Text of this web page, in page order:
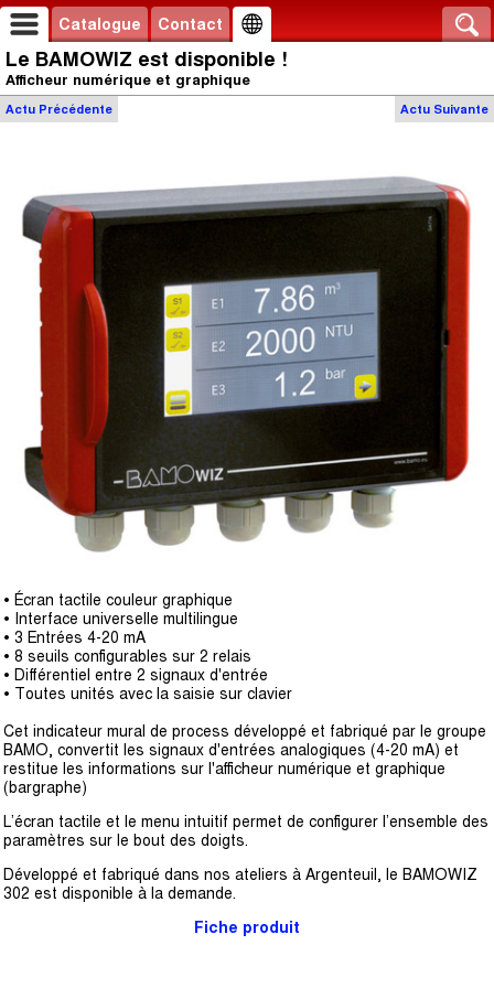
Catalogue Contact
Le BAMOWIZ est disponible !
Afficheur numérique et graphique
Actu Suivante
Actu Précédente
• Écran tactile couleur graphique
• Interface universelle multilingue
• 3 Entrées 4-20 mA
• 8 seuils configurables sur 2 relais
• Différentiel entre 2 signaux d'entrée
• Toutes unités avec la saisie sur clavier
Cet indicateur mural de process développé et fabriqué par le groupe
BAMO, convertit les signaux d'entrées analogiques (4-20 mA) et
restitue les informations sur l'afficheur numérique et graphique
(bargraphe)
L’écran tactile et le menu intuitif permet de configurer l’ensemble des
paramètres sur le bout des doigts.
Développé et fabriqué dans nos ateliers à Argenteuil, le BAMOWIZ
302 est disponible à la demande.
Fiche produit